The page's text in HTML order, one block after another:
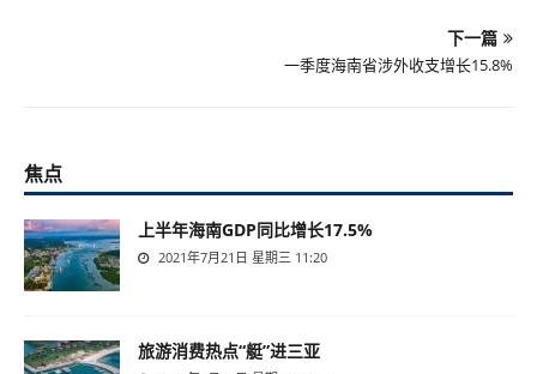
下一篇
一季度海南省涉外收支增长15.8%
焦点
上半年海南GDP同比增长17.5%
2021年7月21日 星期三 11:20
旅游消费热点“艇”进三亚